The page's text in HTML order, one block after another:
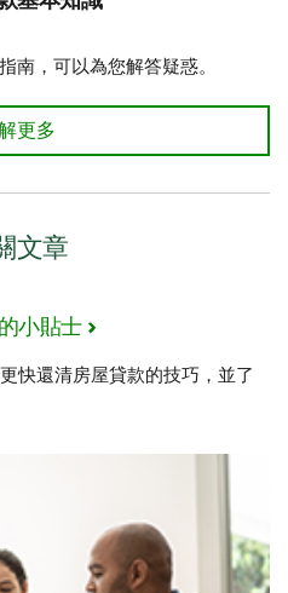
南，可以為您解答疑惑。
貸款基本知識
更多
文章
小貼士
快還清房屋貸款的技巧，並了